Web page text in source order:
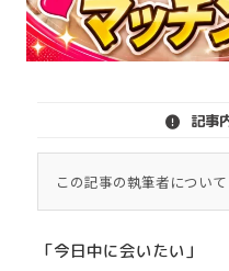
記事
この記事の執筆者について
この記事は、実際に東
「今日中に会いたい」